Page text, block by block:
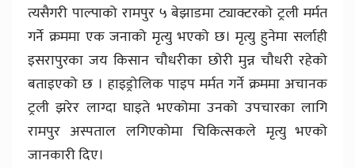
त्यसैगरी पाल्पाको रामपुर ५ बेझाडमा ट्याक्टरको ट्रली मर्मत
गर्ने क्रममा एक जनाको मृत्यु भएको छ। मृत्यु हुनेमा सर्लाही
इसरापुरका जय किसान चौधरीका छोरी मुन्न चौधरी रहेको
बताइएको छ । हाइड्रोलिक पाइप मर्मत गर्ने क्रममा अचानक
ट्रली झरेर लाग्दा घाइते भएकोमा उनको उपचारका लागि
रामपुर अस्पताल लगिएकोमा चिकित्सकले मृत्यु भएको
जानकारी दिए।